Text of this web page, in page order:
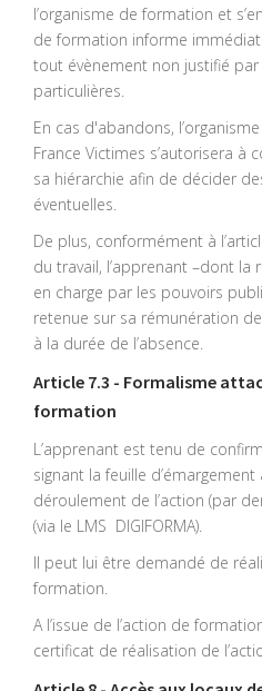
l’organisme de formation et
de formation informe
tout évènement non justifié
particulières.
En cas d'abandons,
France Victimes s’autorisera à
sa hiérarchie afin de décider
éventuelles.
De plus, conformément à
du travail, l’apprenant –dont la
en charge par les pouvoirs
retenue sur sa rémunération
à la durée de l’absence.
Article 7.3 - Formalisme
formation
L’apprenant est tenu de
signant la feuille
déroulement de l’action (par
(via le LMS DIGIFORMA).
Il peut lui être demandé de
formation.
A l’issue de l’action de
certificat de réalisation de